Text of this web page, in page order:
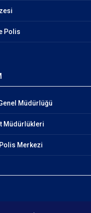
Polis
Müdürlüğü
Müdürlükleri
Polis Merkezi